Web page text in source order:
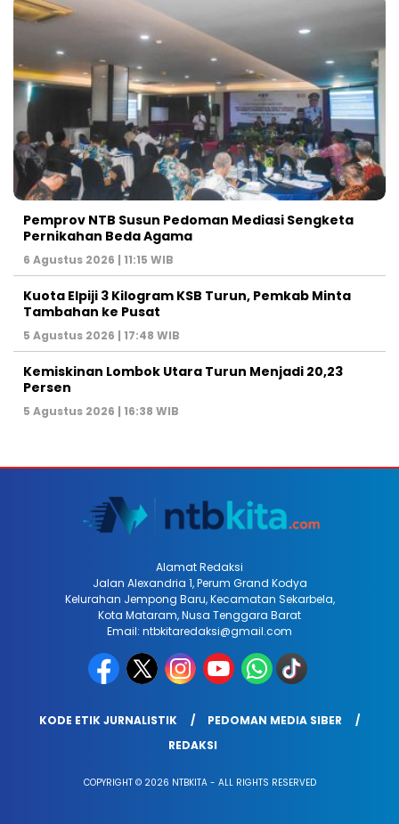
Pemprov NTB Susun Pedoman Mediasi Sengketa
Pernikahan Beda Agama
6 Agustus 2026 | 11:15 WIB
Kuota Elpiji 3 Kilogram KSB Turun, Pemkab Minta
Tambahan ke Pusat
5 Agustus 2026 | 17:48 WIB
Kemiskinan Lombok Utara Turun Menjadi 20,23
Persen
5 Agustus 2026 | 16:38 WIB
Alamat Redaksi
Jalan Alexandria 1, Perum Grand Kodya
Kelurahan Jempong Baru, Kecamatan Sekarbela,
Kota Mataram, Nusa Tenggara Barat
Email: ntbkitaredaksi@gmail.com
KODE ETIK JURNALISTIK
PEDOMAN MEDIA SIBER
REDAKSI
COPYRIGHT © 2026 NTBKITA - ALL RIGHTS RESERVED